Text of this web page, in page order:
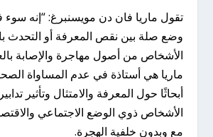
تقول ماريا فان دن مويسنبرغ: “إنه
وضع صلة بين نقص المعرفة أو التحدث
الأشخاص من أصول مهاجرة والإصابة
ماريا هي أستاذة في عدم المساواة
أبحاثًا حول المعرفة والامتثال وتأثير
الأشخاص ذوي الوضع الاجتماعي
مع وبدون خلفية الهجرة.